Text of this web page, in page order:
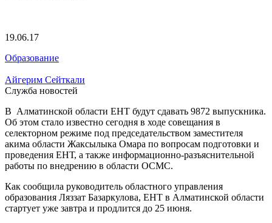
19.06.17
Образование
Айгерим Сейткали
Служба новостей
В Алматинской области ЕНТ будут сдавать 9872 выпускника.
Об этом стало известно сегодня в ходе совещания в
селекторном режиме под председательством заместителя
акима области Жаксылыка Омара по вопросам подготовки и
проведения ЕНТ, а также информационно-разъяснительной
работы по внедрению в области ОСМС.
Как сообщила руководитель областного управления
образования Ляззат Базаркулова, ЕНТ в Алматинской области
стартует уже завтра и продлится до 25 июня.